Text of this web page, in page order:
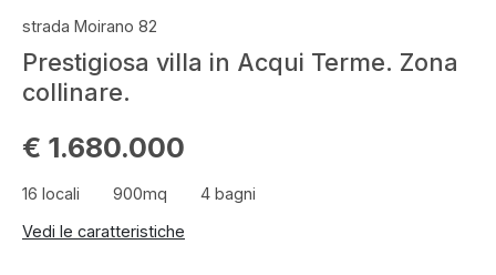
strada Moirano 82
Prestigiosa villa in Acqui Terme. Zona
collinare.
€ 1.680.000
16 locali 900mq
4 bagni
Vedi le caratteristiche